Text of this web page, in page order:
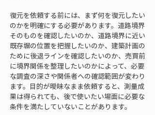
復元を依頼する前には、まず何を復元したい
のかを明確にする必要があります。道路境界
そのものを確認したいのか、道路境界に近い
既存塀の位置を把握したいのか、建築計画の
ために後退ラインを確認したいのか、売買前
に境界関係を整理したいのかによって、必要
な調査の深さや関係者への確認範囲が変わり
ます。目的が曖昧なまま依頼すると、測量成
果は得られても、後で使いたい場面に必要な
条件を満たしていないことがあります。